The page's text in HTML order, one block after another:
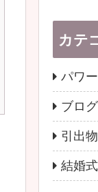
カテ
パワ
ブログ
引出物
結婚式